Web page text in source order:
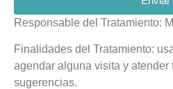
Responsable del Tratamiento:
Finalidades del Tratamiento:
agendar alguna visita y atender
sugerencias.